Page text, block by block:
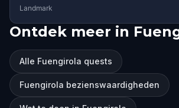
Landmark
Ontdek meer in
Alle Fuengirola quests
Fuengirola bezienswaardigheden